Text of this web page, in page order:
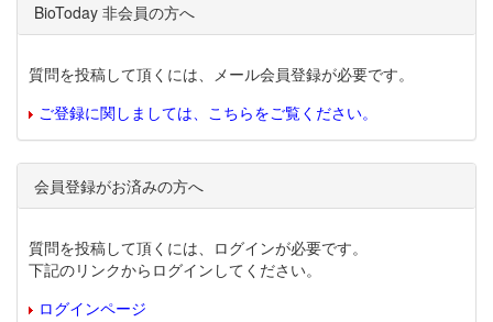
BioToday 非会員の方へ
質問を投稿して頂くには、メール会員登録が必要です。
ご登録に関しましては、こちらをご覧ください。
会員登録がお済みの方へ
質問を投稿して頂くには、ログインが必要です。
下記のリンクからログインしてください。
ログインページ